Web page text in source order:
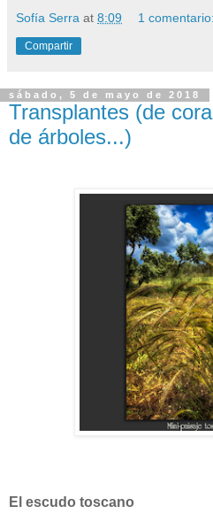
Sofía Serra at 8:09 1 comentario:
Compartir
sábado, 5 de mayo de 2018
Transplantes (de
de árboles...)
El escudo toscano